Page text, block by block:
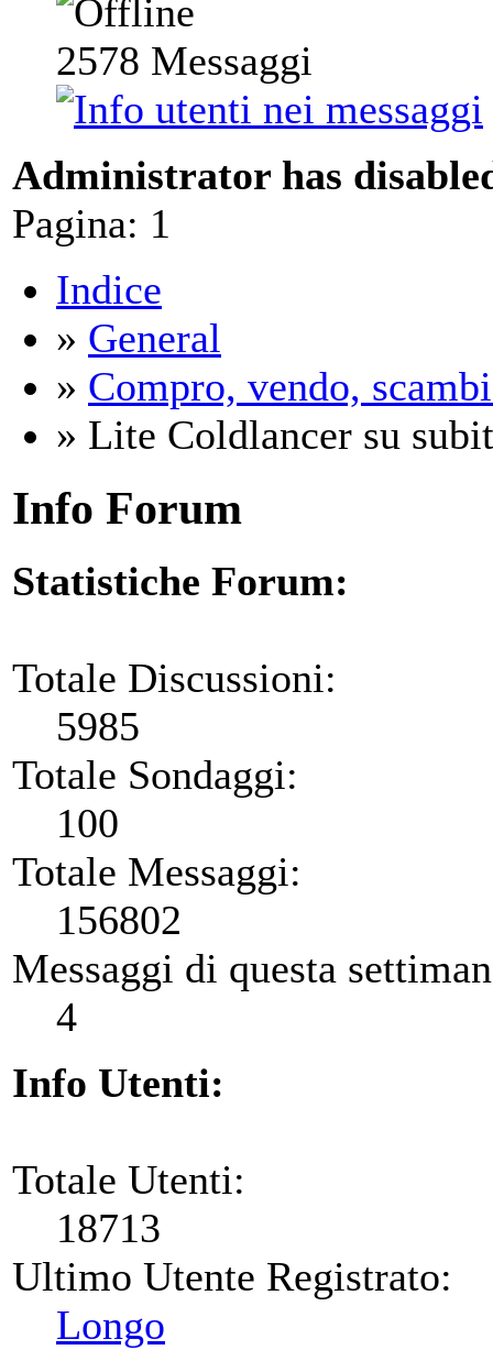
2578 Messaggi
Administrator has
Pagina: 1
Indice
» General
» Compro, vendo,
» Lite Coldlancer su
Info Forum
Statistiche Forum:
Totale Discussioni:
5985
Totale Sondaggi:
100
Totale Messaggi:
156802
Messaggi di questa
4
Info Utenti:
Totale Utenti:
18713
Ultimo Utente Registrato:
Longo